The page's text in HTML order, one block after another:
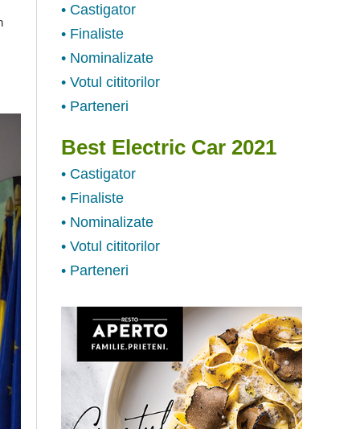
• Castigator
• Finaliste
• Nominalizate
• Votul cititorilor
• Parteneri
Best Electric Car 2021
• Castigator
• Finaliste
• Nominalizate
• Votul cititorilor
• Parteneri